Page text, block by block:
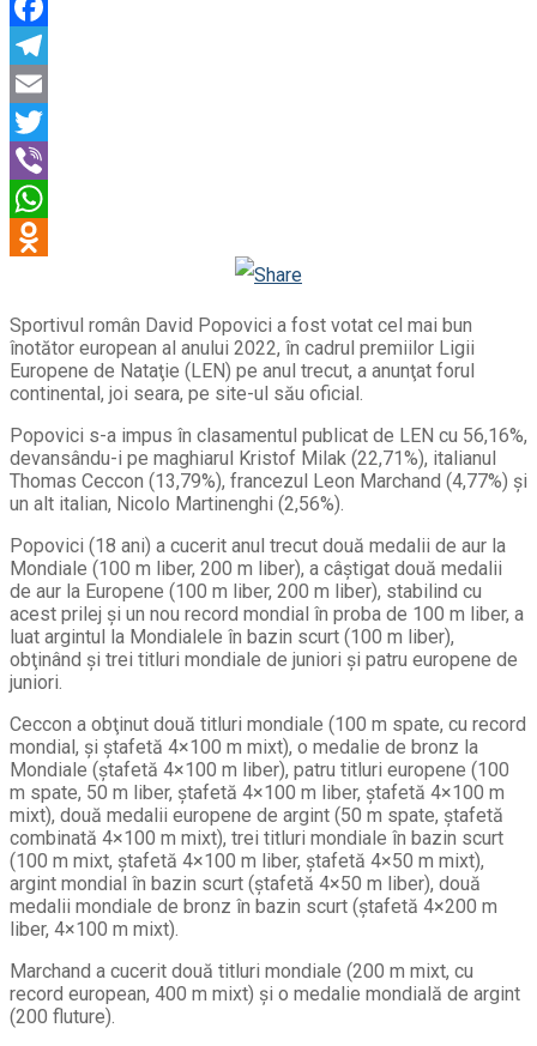
Odnoklassniki
Sportivul român David Popovici a fost votat cel mai bun
înotător european al anului 2022, în cadrul premiilor Ligii
Europene de Nataţie (LEN) pe anul trecut, a anunţat forul
continental, joi seara, pe site-ul său oficial.
Popovici s-a impus în clasamentul publicat de LEN cu 56,16%,
devansându-i pe maghiarul Kristof Milak (22,71%), italianul
Thomas Ceccon (13,79%), francezul Leon Marchand (4,77%) şi
un alt italian, Nicolo Martinenghi (2,56%).
Popovici (18 ani) a cucerit anul trecut două medalii de aur la
Mondiale (100 m liber, 200 m liber), a câştigat două medalii
de aur la Europene (100 m liber, 200 m liber), stabilind cu
acest prilej şi un nou record mondial în proba de 100 m liber, a
luat argintul la Mondialele în bazin scurt (100 m liber),
obţinând şi trei titluri mondiale de juniori şi patru europene de
juniori.
Ceccon a obţinut două titluri mondiale (100 m spate, cu record
mondial, şi ştafetă 4×100 m mixt), o medalie de bronz la
Mondiale (ştafetă 4×100 m liber), patru titluri europene (100
m spate, 50 m liber, ştafetă 4×100 m liber, ştafetă 4×100 m
mixt), două medalii europene de argint (50 m spate, ştafetă
combinată 4×100 m mixt), trei titluri mondiale în bazin scurt
(100 m mixt, ştafetă 4×100 m liber, ştafetă 4×50 m mixt),
argint mondial în bazin scurt (ştafetă 4×50 m liber), două
medalii mondiale de bronz în bazin scurt (ştafetă 4×200 m
liber, 4×100 m mixt).
Marchand a cucerit două titluri mondiale (200 m mixt, cu
record european, 400 m mixt) şi o medalie mondială de argint
(200 fluture).